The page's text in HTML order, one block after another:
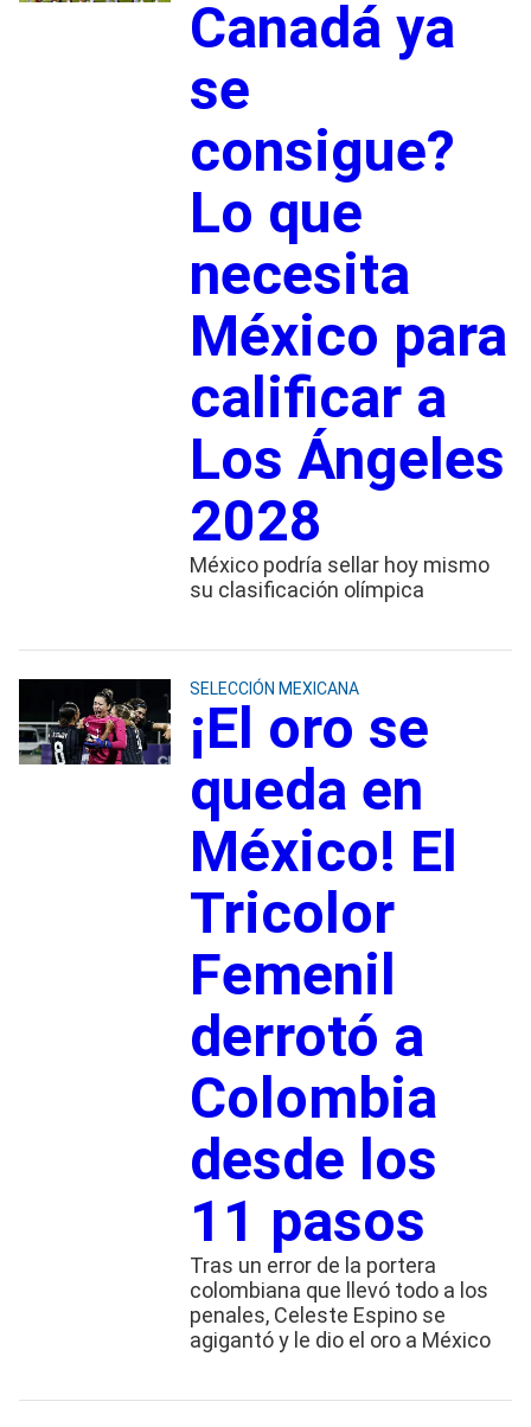
Canadá ya
se
consigue?
Lo que
necesita
México para
calificar a
Los Ángeles
2028
México podría sellar hoy mismo
su clasificación olímpica
SELECCIÓN MEXICANA
¡El oro se
queda en
México! El
Tricolor
Femenil
derrotó a
Colombia
desde los
11 pasos
Tras un error de la portera
colombiana que llevó todo a los
penales, Celeste Espino se
agigantó y le dio el oro a México